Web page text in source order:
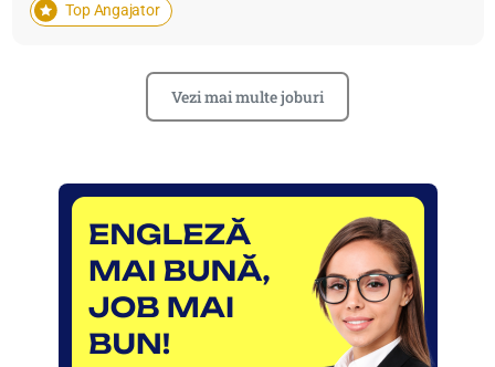
Top Angajator
Vezi mai multe joburi